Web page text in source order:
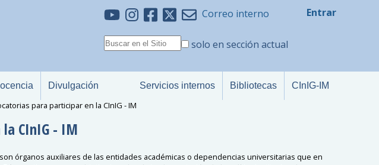
Correo interno
solo en sección actual
Entrar
Divulgación Servicios internos Bibliotecas CInIG-IM
para participar en la CInIG - IM
CInIG - IM
órganos auxiliares de las entidades académicas o dependencias universitarias que en